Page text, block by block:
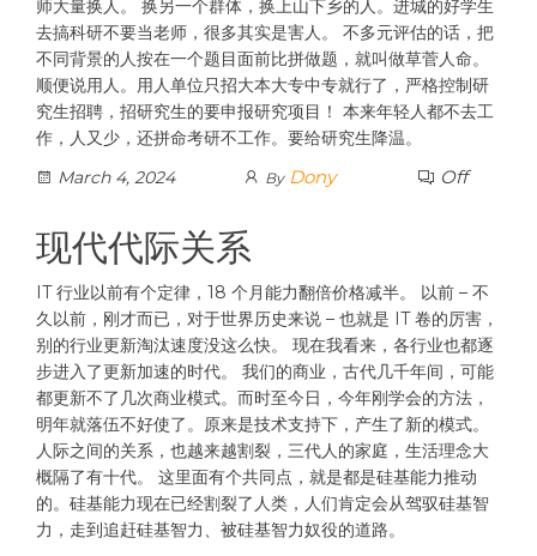
师大量换人。 换另一个群体，换上山下乡的人。进城的好学生
去搞科研不要当老师，很多其实是害人。 不多元评估的话，把
不同背景的人按在一个题目面前比拼做题，就叫做草菅人命。
顺便说用人。用人单位只招大本大专中专就行了，严格控制研
究生招聘，招研究生的要申报研究项目！ 本来年轻人都不去工
作，人又少，还拼命考研不工作。要给研究生降温。
March 4, 2024
By Dony Off
现代代际关系
IT 行业以前有个定律，18 个月能力翻倍价格减半。 以前 – 不
久以前，刚才而已，对于世界历史来说 – 也就是 IT 卷的厉害，
别的行业更新淘汰速度没这么快。 现在我看来，各行业也都逐
步进入了更新加速的时代。 我们的商业，古代几千年间，可能
都更新不了几次商业模式。而时至今日，今年刚学会的方法，
明年就落伍不好使了。原来是技术支持下，产生了新的模式。
人际之间的关系，也越来越割裂，三代人的家庭，生活理念大
概隔了有十代。 这里面有个共同点，就是都是硅基能力推动
的。硅基能力现在已经割裂了人类，人们肯定会从驾驭硅基智
力，走到追赶硅基智力、被硅基智力奴役的道路。